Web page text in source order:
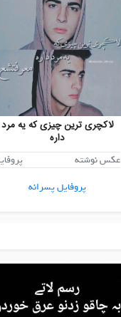
لاکچری ترین چیزی که یه مرد
داره
عکس نوشته
پروفایل پسرانه